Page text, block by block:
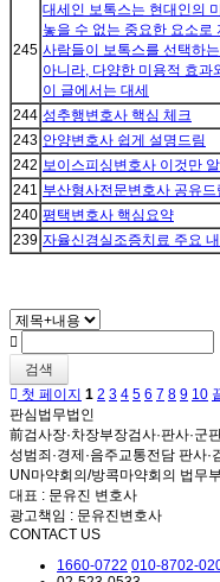
245
대세인 보톡스는 현대인의
놓을 수 없는 중요한 요소로
사람들이 보톡스를 선택하
아니라, 다양한 미용적 효과
이 글에서는 대세
244 성추행변호사 핵심 체크
243 안양변호사 쉽게 설명드림
242 보이스피싱변호사 이것만
241 부산형사전문변호사 공유드
240 평택변호사 핵심요약
239 자율신경실조증치료 주요
검색
첫 페이지 1 2 3 4 5 6 7 8 9 10
판심법무법인
前검사장·차장부장검사·판사·군
성범죄·경제·음주교통전담 판사·
UN마약회의/방콕마약회의 법무
대표 : 문유진 변호사
광고책임 : 문유진변호사
CONTACT US
1660-0722 010-8702-